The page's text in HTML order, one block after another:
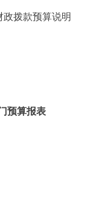
即办
拨款预算说明
预算报表